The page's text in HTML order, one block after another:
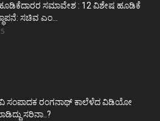
ಸಮಾವೇಶ : 12 ವಿಶೇಷ ಹೂಡಿಕೆ
ಸಚಿವ ಎಂ...
ಸಂಪಾದಕ ರಂಗನಾಥ್ ಕಾಲೆಳೆದ ವಿಡಿಯೋ
ಸರಿನಾ..?